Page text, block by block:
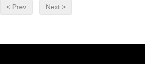
< Prev Next >